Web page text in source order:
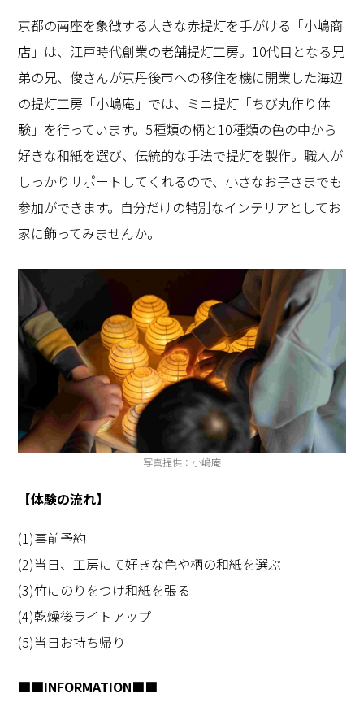
京都の南座を象徴する大きな赤提灯を手がける「小嶋商
店」は、江戸時代創業の老舗提灯工房。10代目となる兄
弟の兄、俊さんが京丹後市への移住を機に開業した海辺
の提灯工房「小嶋庵」では、ミニ提灯「ちび丸作り体
験」を行っています。5種類の柄と10種類の色の中から
好きな和紙を選び、伝統的な手法で提灯を製作。職人が
しっかりサポートしてくれるので、小さなお子さまでも
参加ができます。自分だけの特別なインテリアとしてお
家に飾ってみませんか。
写真提供：小嶋庵
【体験の流れ】
(1)事前予約
(2)当日、工房にて好きな色や柄の和紙を選ぶ
(3)竹にのりをつけ和紙を張る
(4)乾燥後ライトアップ
(5)当日お持ち帰り
■■INFORMATION■■